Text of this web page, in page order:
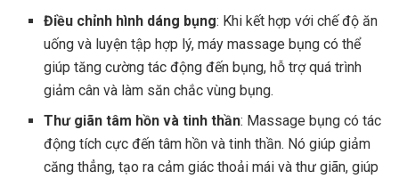
Điều chỉnh hình dáng bụng: Khi kết hợp với chế độ ăn
uống và luyện tập hợp lý, máy massage bụng có thể
giúp tăng cường tác động đến bụng, hỗ trợ quá trình
giảm cân và làm săn chắc vùng bụng.
Thư giãn tâm hồn và tinh thần: Massage bụng có tác
động tích cực đến tâm hồn và tinh thần. Nó giúp giảm
căng thẳng, tạo ra cảm giác thoải mái và thư giãn, giúp